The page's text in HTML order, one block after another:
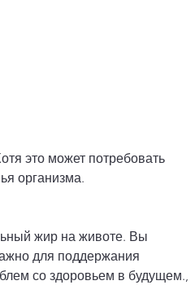
организма.
жир на животе. Вы
для поддержания
со здоровьем в будущем.,